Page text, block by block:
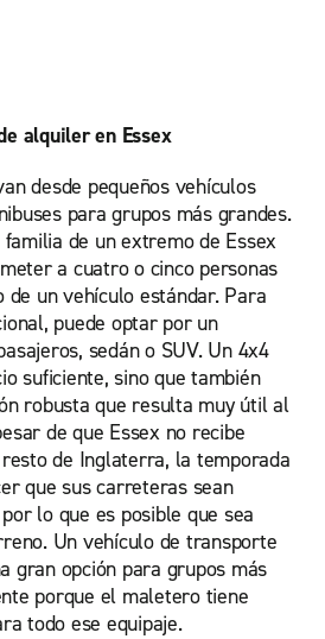
alquiler en Essex
desde pequeños vehículos
para grupos más grandes.
de un extremo de Essex
a cuatro o cinco personas
un vehículo estándar. Para
puede optar por un
sedán o SUV. Un 4x4
suficiente, sino que también
robusta que resulta muy útil al
de que Essex no recibe
de Inglaterra, la temporada
que sus carreteras sean
lo que es posible que sea
Un vehículo de transporte
gran opción para grupos más
porque el maletero tiene
todo ese equipaje.